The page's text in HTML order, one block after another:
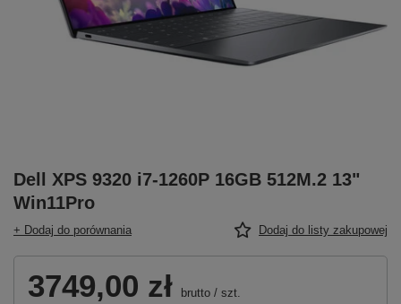
Dell XPS 9320 i7-1260P 16GB 512M.2 13"
Win11Pro
+ Dodaj do porównania Dodaj do listy zakupowej
3749,00 zł brutto / szt.